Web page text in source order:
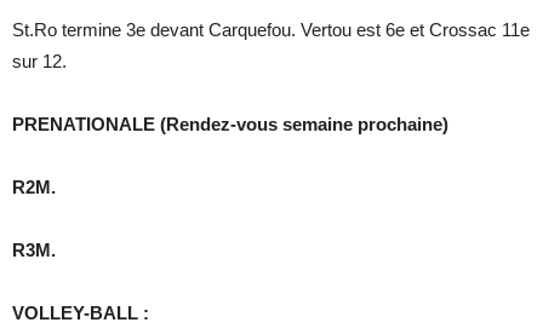
St.Ro termine 3e devant Carquefou. Vertou est 6e et Crossac 11e
sur 12.
PRENATIONALE (Rendez-vous semaine prochaine)
R2M.
R3M.
VOLLEY-BALL :